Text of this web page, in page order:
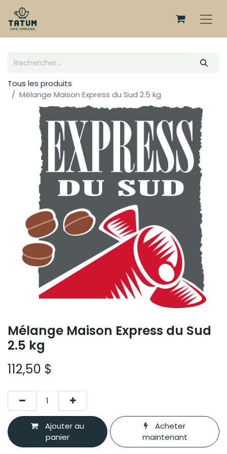
Tous les produits
Mélange Maison Express du Sud 2.5 kg
Mélange Maison Express du Sud
2.5 kg
112,50 $
Ajouter au
panier
Acheter
maintenant